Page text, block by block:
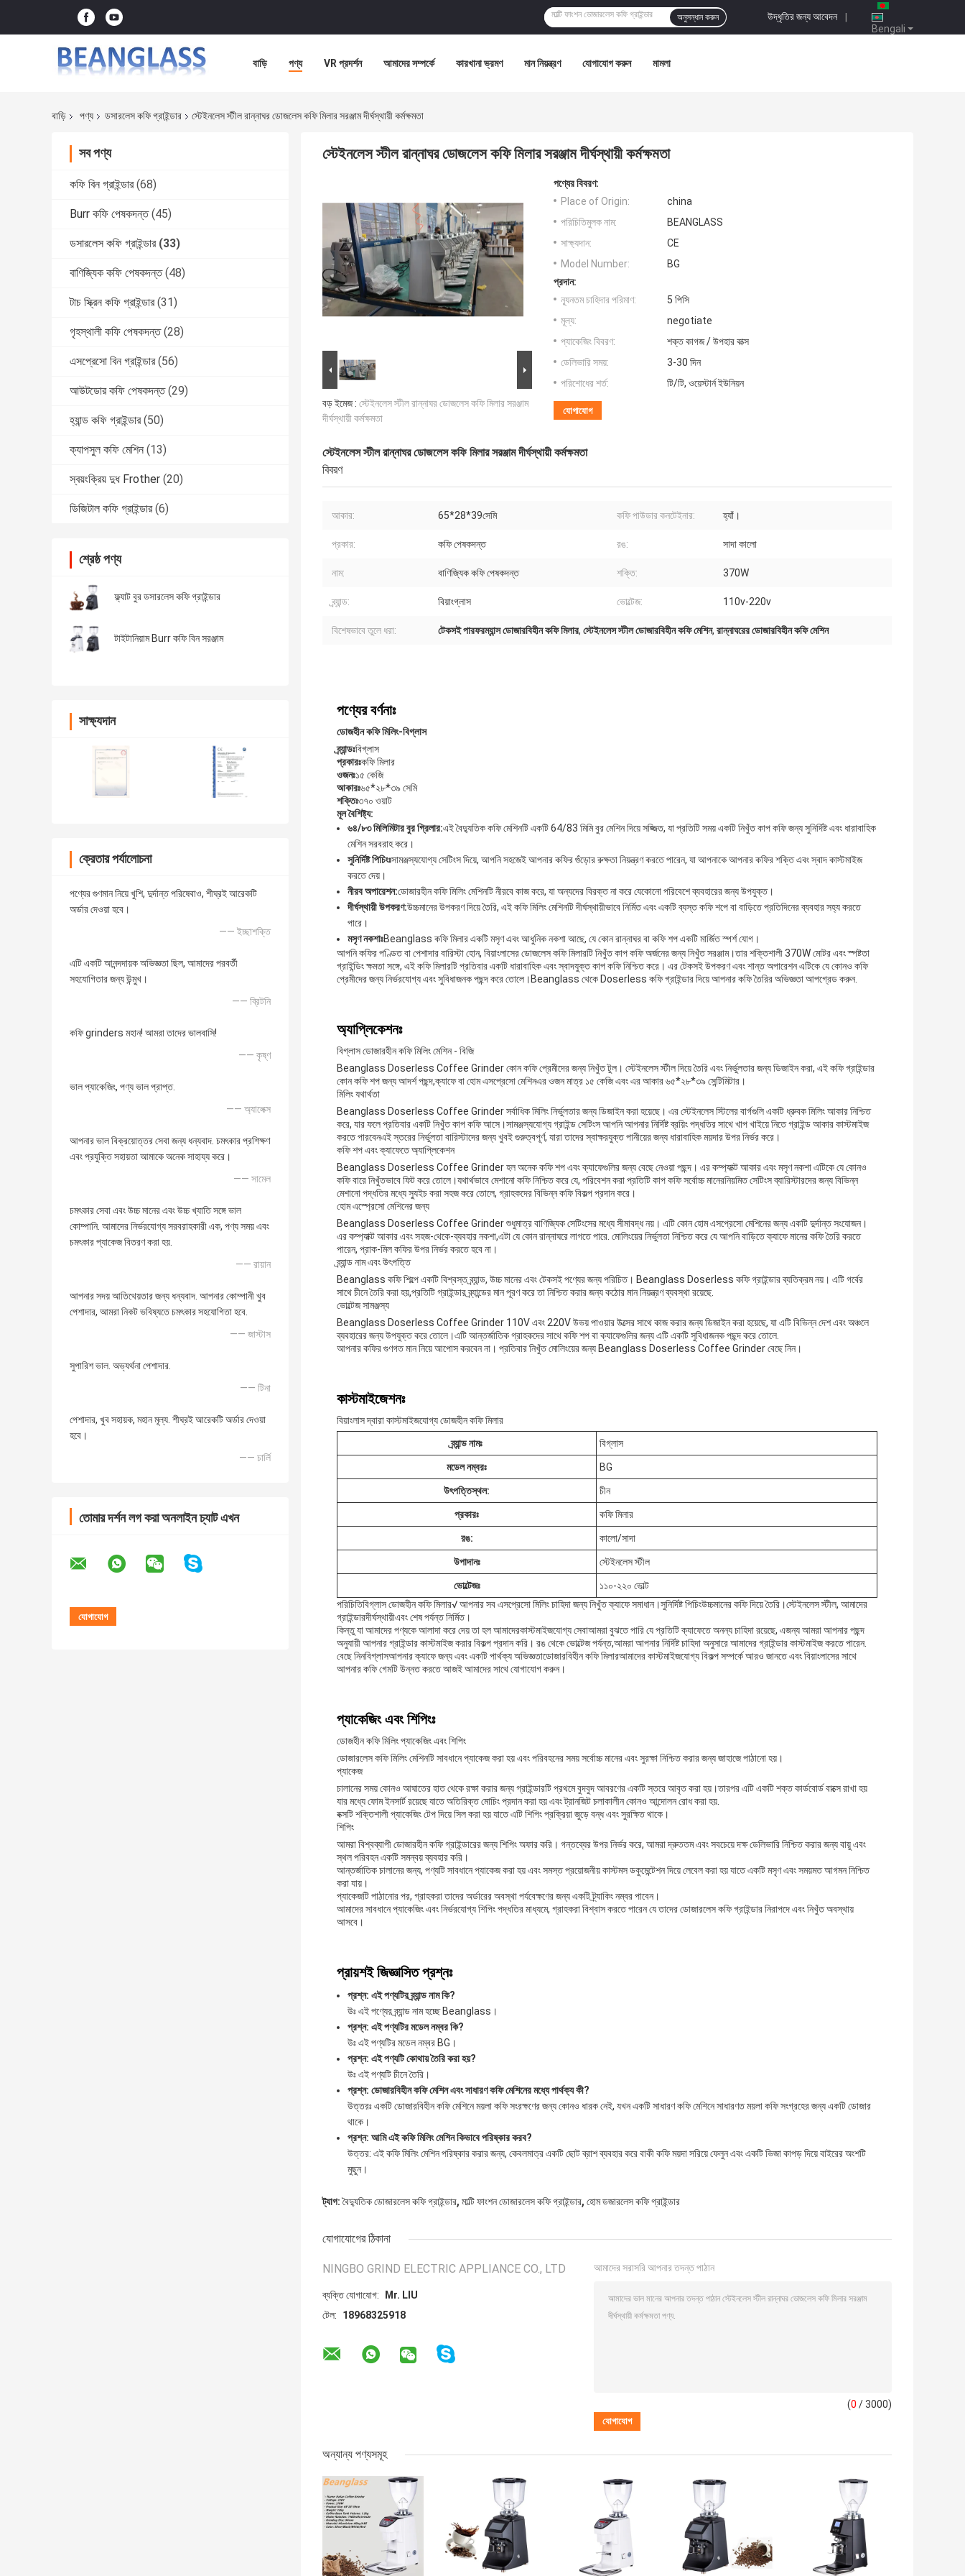
Bengali
উদ্ধৃতির জন্য আবেদন |
অনুসন্ধান করুন
বাড়ি পণ্য VR প্রদর্শন আমাদের সম্পর্কে কারখানা ভ্রমণ মান নিয়ন্ত্রণ যোগাযোগ করুন মামলা
বাড়ি পণ্য ডসারলেস কফি গ্রাইন্ডার স্টেইনলেস স্টীল রান্নাঘর ডোজলেস কফি মিলার সরঞ্জাম দীর্ঘস্থায়ী কর্মক্ষমতা
সব পণ্য
কফি বিন গ্রাইন্ডার (68)
Burr কফি পেষকদন্ত (45)
ডসারলেস কফি গ্রাইন্ডার (33)
বাণিজ্যিক কফি পেষকদন্ত (48)
টাচ স্ক্রিন কফি গ্রাইন্ডার (31)
গৃহস্থালী কফি পেষকদন্ত (28)
এসপ্রেসো বিন গ্রাইন্ডার (56)
আউটডোর কফি পেষকদন্ত (29)
হ্যান্ড কফি গ্রাইন্ডার (50)
ক্যাপসুল কফি মেশিন (13)
স্বয়ংক্রিয় দুধ Frother (20)
ডিজিটাল কফি গ্রাইন্ডার (6)
শ্রেষ্ঠ পণ্য
ফ্ল্যাট বুর ডসারলেস কফি গ্রাইন্ডার
টাইটানিয়াম Burr কফি বিন সরঞ্জাম
সাক্ষ্যদান
ক্রেতার পর্যালোচনা
পণ্যের গুণমান নিয়ে খুশি, দুর্দান্ত পরিষেবাও, শীঘ্রই আরেকটি
অর্ডার দেওয়া হবে।
—— ইচ্ছাশক্তি
এটি একটি আনন্দদায়ক অভিজ্ঞতা ছিল, আমাদের পরবর্তী
সহযোগিতার জন্য উন্মুখ।
—— ব্রিটনি
কফি grinders মহান! আমরা তাদের ভালবাসি!
—— কৃষ্ণ
ভাল প্যাকেজিং, পণ্য ভাল প্রাপ্ত.
—— অ্যালেক্স
আপনার ভাল বিক্রয়োত্তর সেবা জন্য ধন্যবাদ. চমৎকার প্রশিক্ষণ
এবং প্রযুক্তি সহায়তা আমাকে অনেক সাহায্য করে।
—— সামেল
চমৎকার সেবা এবং উচ্চ মানের এবং উচ্চ খ্যাতি সঙ্গে ভাল
কোম্পানি. আমাদের নির্ভরযোগ্য সরবরাহকারী এক, পণ্য সময় এবং
চমৎকার প্যাকেজ বিতরণ করা হয়.
—— রায়ান
আপনার সদয় আতিথেয়তার জন্য ধন্যবাদ. আপনার কোম্পানী খুব
পেশাদার, আমরা নিকট ভবিষ্যতে চমৎকার সহযোগিতা হবে.
—— জাস্টাস
সুপারিশ ভাল. অভ্যর্থনা পেশাদার.
—— টিনা
পেশাদার, খুব সহায়ক, মহান মূল্য. শীঘ্রই আরেকটি অর্ডার দেওয়া
হবে।
—— চার্লি
তোমার দর্শন লগ করা অনলাইন চ্যাট এখন
স্টেইনলেস স্টীল রান্নাঘর ডোজলেস কফি মিলার সরঞ্জাম দীর্ঘস্থায়ী কর্মক্ষমতা
বড় ইমেজ : স্টেইনলেস স্টীল রান্নাঘর ডোজলেস কফি মিলার সরঞ্জাম
দীর্ঘস্থায়ী কর্মক্ষমতা
পণ্যের বিবরণ:
Place of Origin:
china
পরিচিতিমুলক নাম:
BEANGLASS
সাক্ষ্যদান:
CE
Model Number:
BG
প্রদান:
ন্যূনতম চাহিদার পরিমাণ:
5 পিসি
মূল্য:
negotiate
প্যাকেজিং বিবরণ:
শক্ত কাগজ / উপহার বাক্স
ডেলিভারি সময়:
3-30 দিন
পরিশোধের শর্ত:
টি/টি, ওয়েস্টার্ন ইউনিয়ন
যোগাযোগ
স্টেইনলেস স্টীল রান্নাঘর ডোজলেস কফি মিলার সরঞ্জাম দীর্ঘস্থায়ী কর্মক্ষমতা
বিবরণ
আকার: 65*28*39সেমি কফি পাউডার কনটেইনার: হ্যাঁ।
প্রকার: কফি পেষকদন্ত রঙ: সাদা কালো
নাম: বাণিজ্যিক কফি পেষকদন্ত শক্তি: 370W
ব্র্যান্ড: বিয়াংগ্লাস ভোল্টেজ: 110v-220v
বিশেষভাবে তুলে ধরা: টেকসই পারফরম্যান্স ডোজারবিহীন কফি মিলার, স্টেইনলেস স্টীল ডোজারবিহীন কফি মেশিন, রান্নাঘরের ডোজারবিহীন কফি মেশিন
পণ্যের বর্ণনাঃ
ডোজহীন কফি মিলিং-বিগ্লাস
ব্র্যান্ডঃবিগ্লাস
প্রকারঃকফি মিলার
ওজনঃ১৫ কেজি
আকারঃ৬৫*২৮*৩৯ সেমি
শক্তিঃ৩৭০ ওয়াট
মূল বৈশিষ্ট্য:
৬৪/৮৩ মিলিমিটার বুর গ্রিলার:এই বৈদ্যুতিক কফি মেশিনটি একটি 64/83 মিমি বুর মেশিন দিয়ে সজ্জিত, যা প্রতিটি সময় একটি নিখুঁত কাপ কফি জন্য সুনির্দিষ্ট এবং ধারাবাহিক
মেশিন সরবরাহ করে।
সুনির্দিষ্ট পিচিংঃসামঞ্জস্যযোগ্য সেটিংস দিয়ে, আপনি সহজেই আপনার কফির গুঁড়োর রুক্ষতা নিয়ন্ত্রণ করতে পারেন, যা আপনাকে আপনার কফির শক্তি এবং স্বাদ কাস্টমাইজ
করতে দেয়।
নীরব অপারেশন:ডোজারহীন কফি মিলিং মেশিনটি নীরবে কাজ করে, যা অন্যদের বিরক্ত না করে যেকোনো পরিবেশে ব্যবহারের জন্য উপযুক্ত।
দীর্ঘস্থায়ী উপকরণ:উচ্চমানের উপকরণ দিয়ে তৈরি, এই কফি মিলিং মেশিনটি দীর্ঘস্থায়ীভাবে নির্মিত এবং একটি ব্যস্ত কফি শপে বা বাড়িতে প্রতিদিনের ব্যবহার সহ্য করতে
পারে।
মসৃণ নকশাঃBeanglass কফি মিলার একটি মসৃণ এবং আধুনিক নকশা আছে, যে কোন রান্নাঘর বা কফি শপ একটি মার্জিত স্পর্শ যোগ।
আপনি কফির পণ্ডিত বা পেশাদার বারিস্টা হোন, বিয়াংলাসের ডোজলেস কফি মিলারটি নিখুঁত কাপ কফি অর্জনের জন্য নিখুঁত সরঞ্জাম।তার শক্তিশালী 370W মোটর এবং স্পষ্টতা
গ্রাইন্ডিং ক্ষমতা সঙ্গে, এই কফি মিলারটি প্রতিবার একটি ধারাবাহিক এবং স্বাদযুক্ত কাপ কফি নিশ্চিত করে। এর টেকসই উপকরণ এবং শান্ত অপারেশন এটিকে যে কোনও কফি
প্রেমীদের জন্য নির্ভরযোগ্য এবং সুবিধাজনক পছন্দ করে তোলে।Beanglass থেকে Doserless কফি গ্রাইন্ডার দিয়ে আপনার কফি তৈরির অভিজ্ঞতা আপগ্রেড করুন.
অ্যাপ্লিকেশনঃ
বিগ্লাস ডোজারহীন কফি মিলিং মেশিন - বিজি
Beanglass Doserless Coffee Grinder কোন কফি প্রেমীদের জন্য নিখুঁত টুল। স্টেইনলেস স্টীল দিয়ে তৈরি এবং নির্ভুলতার জন্য ডিজাইন করা, এই কফি গ্রাইন্ডার
কোন কফি শপ জন্য আদর্শ পছন্দ,ক্যাফে বা হোম এসপ্রেসো মেশিনএর ওজন মাত্র ১৫ কেজি এবং এর আকার ৬৫*২৮*৩৯ সেন্টিমিটার।
মিলিং যথার্থতা
Beanglass Doserless Coffee Grinder সর্বাধিক মিলিং নির্ভুলতার জন্য ডিজাইন করা হয়েছে। এর স্টেইনলেস স্টিলের বার্গগুলি একটি ধ্রুবক মিলিং আকার নিশ্চিত
করে, যার ফলে প্রতিবার একটি নিখুঁত কাপ কফি আসে।সামঞ্জস্যযোগ্য গ্রাইন্ড সেটিংস আপনি আপনার নির্দিষ্ট ব্রয়িং পদ্ধতির সাথে খাপ খাইয়ে নিতে গ্রাইন্ড আকার কাস্টমাইজ
করতে পারবেনএই স্তরের নির্ভুলতা বারিস্টাদের জন্য খুবই গুরুত্বপূর্ণ, যারা তাদের স্বাক্ষরযুক্ত পানীয়ের জন্য ধারাবাহিক ময়দার উপর নির্ভর করে।
কফি শপ এবং ক্যাফেতে অ্যাপ্লিকেশন
Beanglass Doserless Coffee Grinder হল অনেক কফি শপ এবং ক্যাফেগুলির জন্য বেছে নেওয়া পছন্দ। এর কম্প্যাক্ট আকার এবং মসৃণ নকশা এটিকে যে কোনও
কফি বারে নিখুঁতভাবে ফিট করে তোলে।যথার্থভাবে মেশানো কফি নিশ্চিত করে যে, পরিবেশন করা প্রতিটি কাপ কফি সর্বোচ্চ মানেরনিয়মিত সেটিংস ব্যারিস্টারদের জন্য বিভিন্ন
মেশানো পদ্ধতির মধ্যে স্যুইচ করা সহজ করে তোলে, গ্রাহকদের বিভিন্ন কফি বিকল্প প্রদান করে।
হোম এস্প্রেসো মেশিনের জন্য
Beanglass Doserless Coffee Grinder শুধুমাত্র বাণিজ্যিক সেটিংসের মধ্যে সীমাবদ্ধ নয়। এটি কোন হোম এসপ্রেসো মেশিনের জন্য একটি দুর্দান্ত সংযোজন।
এর কম্প্যাক্ট আকার এবং সহজ-থেকে-ব্যবহার নকশা,এটা যে কোন রান্নাঘরে লাগতে পারে. মোলিংয়ের নির্ভুলতা নিশ্চিত করে যে আপনি বাড়িতে ক্যাফে মানের কফি তৈরি করতে
পারেন, প্রাক-মিল কফির উপর নির্ভর করতে হবে না।
ব্র্যান্ড নাম এবং উৎপত্তি
Beanglass কফি শিল্পে একটি বিশ্বস্ত ব্র্যান্ড, উচ্চ মানের এবং টেকসই পণ্যের জন্য পরিচিত। Beanglass Doserless কফি গ্রাইন্ডার ব্যতিক্রম নয়। এটি গর্বের
সাথে চীনে তৈরি করা হয়,প্রতিটি গ্রাইন্ডার ব্র্যান্ডের মান পূরণ করে তা নিশ্চিত করার জন্য কঠোর মান নিয়ন্ত্রণ ব্যবস্থা রয়েছে.
ভোল্টেজ সামঞ্জস্য
Beanglass Doserless Coffee Grinder 110V এবং 220V উভয় পাওয়ার উত্সের সাথে কাজ করার জন্য ডিজাইন করা হয়েছে, যা এটি বিভিন্ন দেশ এবং অঞ্চলে
ব্যবহারের জন্য উপযুক্ত করে তোলে।এটি আন্তর্জাতিক গ্রাহকদের সাথে কফি শপ বা ক্যাফেগুলির জন্য এটি একটি সুবিধাজনক পছন্দ করে তোলে.
আপনার কফির গুণগত মান নিয়ে আপোস করবেন না। প্রতিবার নিখুঁত মোলিংয়ের জন্য Beanglass Doserless Coffee Grinder বেছে নিন।
কাস্টমাইজেশনঃ
বিয়াংলাস দ্বারা কাস্টমাইজযোগ্য ডোজহীন কফি মিলার
ব্র্যান্ড নামঃ
বিগ্লাস
মডেল নম্বরঃ BG
উৎপত্তিস্থল: চীন
প্রকারঃ কফি মিলার
রঙ: কালো/সাদা
উপাদানঃ স্টেইনলেস স্টীল
ভোল্টেজঃ
১১০-২২০ ভোল্ট
পরিচিতিবিগ্লাস ডোজহীন কফি মিলার√ আপনার সব এসপ্রেসো মিলিং চাহিদা জন্য নিখুঁত ক্যাফে সমাধান।সুনির্দিষ্ট পিচিংউচ্চমানের কফি দিয়ে তৈরি।স্টেইনলেস স্টীল, আমাদের
গ্রাইন্ডারদীর্ঘস্থায়ীএবং শেষ পর্যন্ত নির্মিত।
কিন্তু যা আমাদের পণ্যকে আলাদা করে দেয় তা হল আমাদেরকাস্টমাইজযোগ্য সেবাআমরা বুঝতে পারি যে প্রতিটি ক্যাফেতে অনন্য চাহিদা রয়েছে, এজন্য আমরা আপনার পছন্দ
অনুযায়ী আপনার গ্রাইন্ডার কাস্টমাইজ করার বিকল্প প্রদান করি। রঙ থেকে ভোল্টেজ পর্যন্ত,আমরা আপনার নির্দিষ্ট চাহিদা অনুসারে আমাদের গ্রাইন্ডার কাস্টমাইজ করতে পারেন.
বেছে নিনবিগ্লাসআপনার ক্যাফে জন্য এবং একটি পার্থক্য অভিজ্ঞতাডোজারবিহীন কফি মিলারআমাদের কাস্টমাইজযোগ্য বিকল্প সম্পর্কে আরও জানতে এবং বিয়াংলাসের সাথে
আপনার কফি গেমটি উন্নত করতে আজই আমাদের সাথে যোগাযোগ করুন।
প্যাকেজিং এবং শিপিংঃ
ডোজহীন কফি মিলিং প্যাকেজিং এবং শিপিং
ডোজারলেস কফি মিলিং মেশিনটি সাবধানে প্যাকেজ করা হয় এবং পরিবহনের সময় সর্বোচ্চ মানের এবং সুরক্ষা নিশ্চিত করার জন্য জাহাজে পাঠানো হয়।
প্যাকেজ
চালানের সময় কোনও আঘাতের হাত থেকে রক্ষা করার জন্য গ্রাইন্ডারটি প্রথমে বুদবুদ আবরণের একটি স্তরে আবৃত করা হয়।তারপর এটি একটি শক্ত কার্ডবোর্ড বাক্সে রাখা হয়
যার মধ্যে ফোম ইনসার্ট রয়েছে যাতে অতিরিক্ত মোচিং প্রদান করা হয় এবং ট্রানজিট চলাকালীন কোনও আন্দোলন রোধ করা হয়.
বক্সটি শক্তিশালী প্যাকেজিং টেপ দিয়ে সিল করা হয় যাতে এটি শিপিং প্রক্রিয়া জুড়ে বন্ধ এবং সুরক্ষিত থাকে।
শিপিং
আমরা বিশ্বব্যাপী ডোজারহীন কফি গ্রাইন্ডারের জন্য শিপিং অফার করি। গন্তব্যের উপর নির্ভর করে, আমরা দ্রুততম এবং সবচেয়ে দক্ষ ডেলিভারি নিশ্চিত করার জন্য বায়ু এবং
স্থল পরিবহন একটি সমন্বয় ব্যবহার করি।
আন্তর্জাতিক চালানের জন্য, পণ্যটি সাবধানে প্যাকেজ করা হয় এবং সমস্ত প্রয়োজনীয় কাস্টমস ডকুমেন্টেশন দিয়ে লেবেল করা হয় যাতে একটি মসৃণ এবং সময়মত আগমন নিশ্চিত
করা যায়।
প্যাকেজটি পাঠানোর পর, গ্রাহকরা তাদের অর্ডারের অবস্থা পর্যবেক্ষণের জন্য একটি ট্র্যাকিং নম্বর পাবেন।
আমাদের সাবধানে প্যাকেজিং এবং নির্ভরযোগ্য শিপিং পদ্ধতির মাধ্যমে, গ্রাহকরা বিশ্বাস করতে পারেন যে তাদের ডোজারলেস কফি গ্রাইন্ডার নিরাপদে এবং নিখুঁত অবস্থায়
আসবে।
প্রায়শই জিজ্ঞাসিত প্রশ্নঃ
প্রশ্ন: এই পণ্যটির ব্র্যান্ড নাম কি?
উঃ এই পণ্যের ব্র্যান্ড নাম হচ্ছে Beanglass।
প্রশ্ন: এই পণ্যটির মডেল নম্বর কি?
উঃ এই পণ্যটির মডেল নম্বর BG।
প্রশ্ন: এই পণ্যটি কোথায় তৈরি করা হয়?
উঃ এই পণ্যটি চীনে তৈরি।
প্রশ্ন: ডোজারবিহীন কফি মেশিন এবং সাধারণ কফি মেশিনের মধ্যে পার্থক্য কী?
উত্তরঃ একটি ডোজারবিহীন কফি মেশিনে ময়লা কফি সংরক্ষণের জন্য কোনও ধারক নেই, যখন একটি সাধারণ কফি মেশিনে সাধারণত ময়লা কফি সংগ্রহের জন্য একটি ডোজার
থাকে।
প্রশ্ন: আমি এই কফি মিলিং মেশিন কিভাবে পরিষ্কার করব?
উত্তর: এই কফি মিলিং মেশিন পরিষ্কার করার জন্য, কেবলমাত্র একটি ছোট ব্রাশ ব্যবহার করে বাকী কফি ময়দা সরিয়ে ফেলুন এবং একটি ভিজা কাপড় দিয়ে বাইরের অংশটি
মুছুন।
ট্যাগ: বৈদ্যুতিক ডোজারলেস কফি গ্রাইন্ডার, মাল্টি ফাংশন ডোজারলেস কফি গ্রাইন্ডার, হোম ডজারলেস কফি গ্রাইন্ডার
যোগাযোগের ঠিকানা
NINGBO GRIND ELECTRIC APPLIANCE CO., LTD
ব্যক্তি যোগাযোগ:
Mr. LIU
টেল:
18968325918
আমাদের সরাসরি আপনার তদন্ত পাঠান
(0 / 3000)
অন্যান্য পণ্যসমূহ